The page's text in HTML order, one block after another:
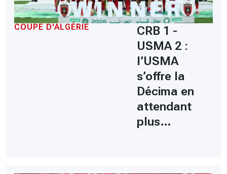
COUPE D'ALGÉRIE
CRB 1 -
USMA 2 :
l’USMA
s’offre la
Décima en
attendant
plus…